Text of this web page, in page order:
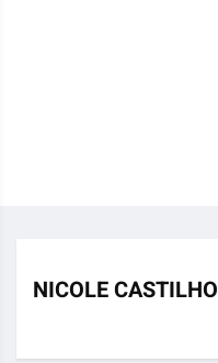
NICOLE CASTILHO